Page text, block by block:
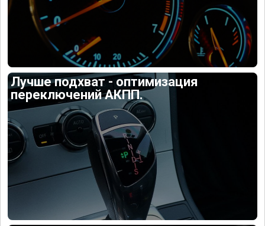
Лучше подхват - оптимизация
переключений АКПП.